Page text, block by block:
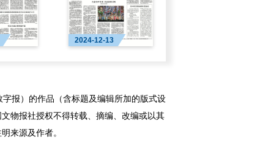
2024-12-13
报）的作品（含标题及编辑所加的版式设
物报社授权不得转载、摘编、改编或以其
来源及作者。